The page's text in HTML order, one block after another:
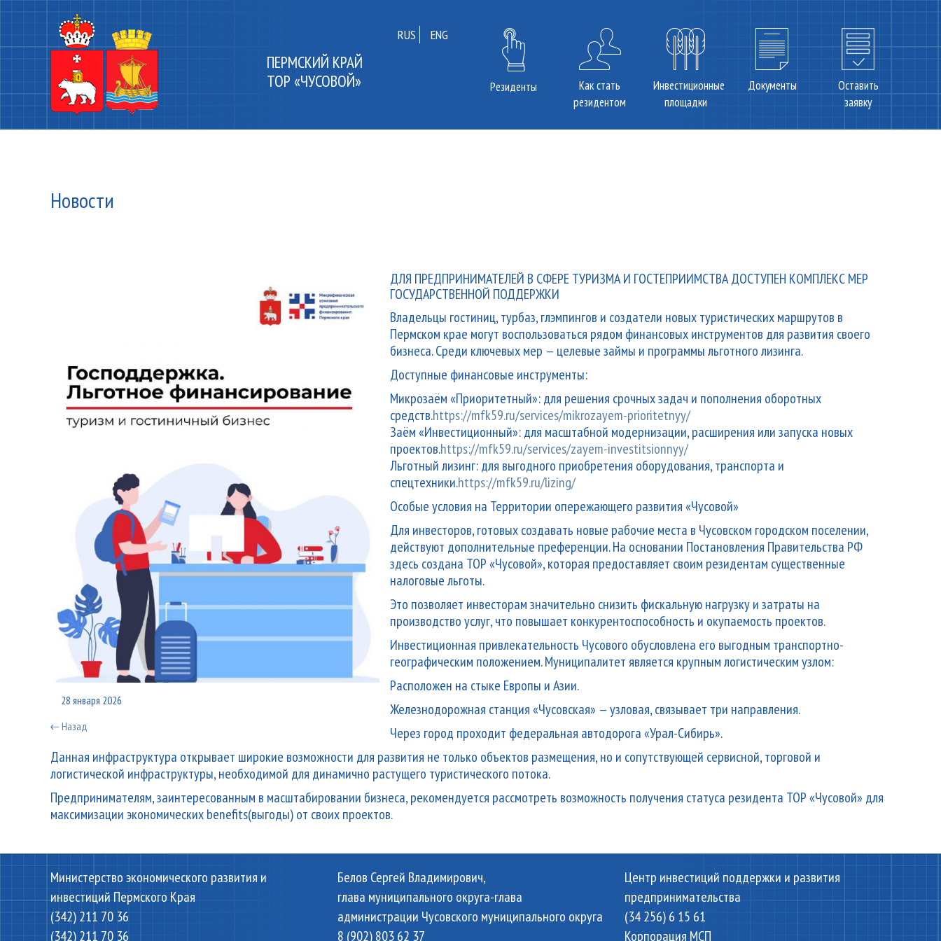
ПЕРМСКИЙ КРАЙ
ТОР «ЧУСОВОЙ»
RUS ENG
Резиденты
Как стать
резидентом
Инвестиционные
площадки
Документы
Оставить
заявку
Новости
28 января 2026
Назад
ДЛЯ ПРЕДПРИНИМАТЕЛЕЙ В СФЕРЕ ТУРИЗМА И ГОСТЕПРИИМСТВА ДОСТУПЕН КОМПЛЕКС МЕР
ГОСУДАРСТВЕННОЙ ПОДДЕРЖКИ
Владельцы гостиниц, турбаз, глэмпингов и создатели новых туристических маршрутов в
Пермском крае могут воспользоваться рядом финансовых инструментов для развития своего
бизнеса. Среди ключевых мер — целевые займы и программы льготного лизинга.
Доступные финансовые инструменты:
Микрозаём «Приоритетный»: для решения срочных задач и пополнения оборотных
средств.https://mfk59.ru/services/mikrozayem-prioritetnyy/
Заём «Инвестиционный»: для масштабной модернизации, расширения или запуска новых
проектов.https://mfk59.ru/services/zayem-investitsionnyy/
Льготный лизинг: для выгодного приобретения оборудования, транспорта и
спецтехники.https://mfk59.ru/lizing/
Особые условия на Территории опережающего развития «Чусовой»
Для инвесторов, готовых создавать новые рабочие места в Чусовском городском поселении,
действуют дополнительные преференции. На основании Постановления Правительства РФ
здесь создана ТОР «Чусовой», которая предоставляет своим резидентам существенные
налоговые льготы.
Это позволяет инвесторам значительно снизить фискальную нагрузку и затраты на
производство услуг, что повышает конкурентоспособность и окупаемость проектов.
Инвестиционная привлекательность Чусового обусловлена его выгодным транспортно-
географическим положением. Муниципалитет является крупным логистическим узлом:
Расположен на стыке Европы и Азии.
Железнодорожная станция «Чусовская» — узловая, связывает три направления.
Через город проходит федеральная автодорога «Урал-Сибирь».
Данная инфраструктура открывает широкие возможности для развития не только объектов размещения, но и сопутствующей сервисной, торговой и
логистической инфраструктуры, необходимой для динамично растущего туристического потока.
Предпринимателям, заинтересованным в масштабировании бизнеса, рекомендуется рассмотреть возможность получения статуса резидента ТОР «Чусовой» для
максимизации экономических benefits(выгоды) от своих проектов.
Министерство экономического развития и
инвестиций Пермского Края
(342) 211 70 36
(342) 211 70 36
Белов Сергей Владимирович,
глава муниципального округа-глава
администрации Чусовского муниципального округа
8 (902) 803 62 37
Центр инвестиций поддержки и развития
предпринимательства
(34 256) 6 15 61
Корпорация МСП